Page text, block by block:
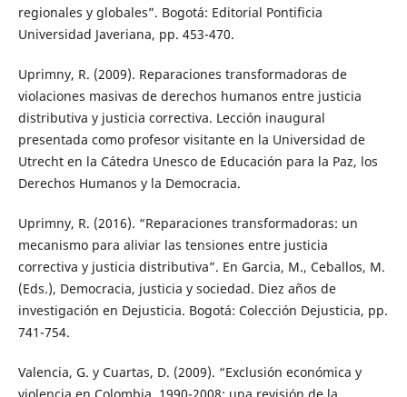
regionales y globales”. Bogotá: Editorial Pontificia
Universidad Javeriana, pp. 453-470.
Uprimny, R. (2009). Reparaciones transformadoras de
violaciones masivas de derechos humanos entre justicia
distributiva y justicia correctiva. Lección inaugural
presentada como profesor visitante en la Universidad de
Utrecht en la Cátedra Unesco de Educación para la Paz, los
Derechos Humanos y la Democracia.
Uprimny, R. (2016). “Reparaciones transformadoras: un
mecanismo para aliviar las tensiones entre justicia
correctiva y justicia distributiva”. En Garcia, M., Ceballos, M.
(Eds.), Democracia, justicia y sociedad. Diez años de
investigación en Dejusticia. Bogotá: Colección Dejusticia, pp.
741-754.
Valencia, G. y Cuartas, D. (2009). “Exclusión económica y